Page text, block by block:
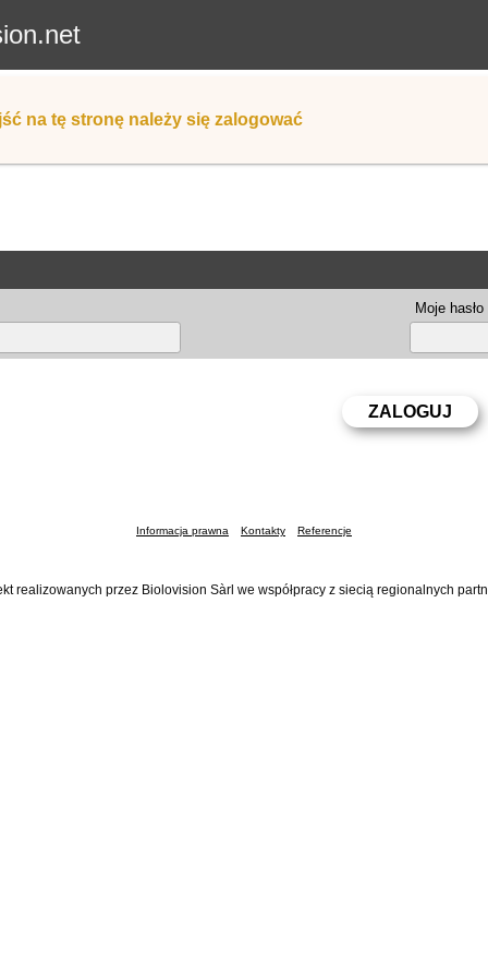
na tę stronę należy się zalogować
Moje hasło
Informacja prawna Kontakty Referencje
realizowanych przez Biolovision Sàrl we współpracy z siecią regionalnych